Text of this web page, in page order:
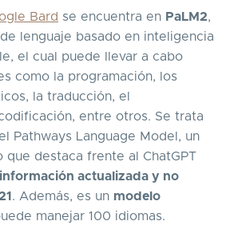
Bard se encuentra en PaLM2,
lenguaje basado en inteligencia
el cual puede llevar a cabo
como la programación, los
la traducción, el
entre otros. Se trata
Pathways Language Model, un
que destaca frente al ChatGPT
actualizada y no
. Además, es un modelo
manejar 100 idiomas.